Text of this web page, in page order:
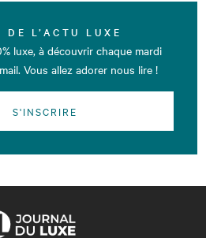
DE L’ACTU LUXE
luxe, à découvrir chaque mardi
Vous allez adorer nous lire !
S'INSCRIRE